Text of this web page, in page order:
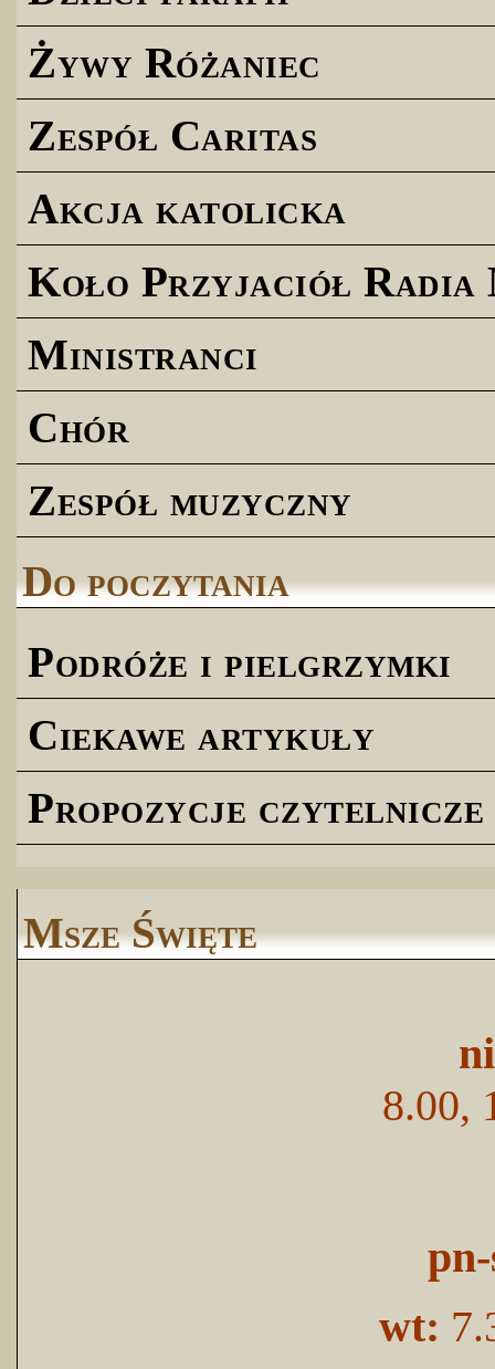
Żywy Różaniec
Zespół Caritas
Akcja katolicka
Koło Przyjaciół
Ministranci
Chór
Zespół muzyczny
Do poczytania
Podróże i pielgrzymki
Ciekawe artykuły
Propozycje czytelnicze
Msze Święte
8.00,
wt: